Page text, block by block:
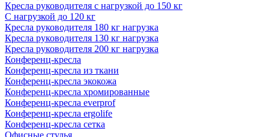
Кресла руководителя с нагрузкой до 150 кг
С нагрузкой до 120 кг
Кресла руководителя 180 кг нагрузка
Кресла руководителя 130 кг нагрузка
Кресла руководителя 200 кг нагрузка
Конференц-кресла
Конференц-кресла из ткани
Конференц-кресла экокожа
Конференц-кресла хромированные
Конференц-кресла everprof
Конференц-кресла ergolife
Конференц-кресла сетка
Офисные стулья